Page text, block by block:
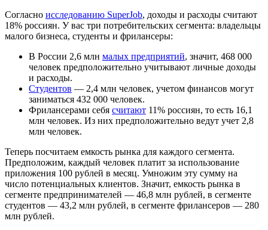
Согласно исследованию SuperJob, доходы и расходы считают
18% россиян. У вас три потребительских сегмента: владельцы
малого бизнеса, студенты и фрилансеры:
В России 2,6 млн малых предприятий, значит, 468 000
человек предположительно учитывают личные доходы
и расходы.
Студентов — 2,4 млн человек, учетом финансов могут
заниматься 432 000 человек.
Фрилансерами себя считают 11% россиян, то есть 16,1
млн человек. Из них предположительно ведут учет 2,8
млн человек.
Теперь посчитаем емкость рынка для каждого сегмента.
Предположим, каждый человек платит за использование
приложения 100 рублей в месяц. Умножим эту сумму на
число потенциальных клиентов. Значит, емкость рынка в
сегменте предпринимателей — 46,8 млн рублей, в сегменте
студентов — 43,2 млн рублей, в сегменте фрилансеров — 280
млн рублей.